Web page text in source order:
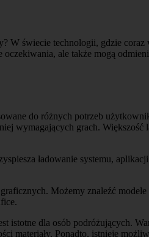
W świecie technologii, gdzie
ale także mogą
do różnych potrzeb
wymagających grach. Większość
ładowanie systemu,
Możemy znaleźć
istotne dla osób podróżujących.
materiały. Ponadto, istnieje